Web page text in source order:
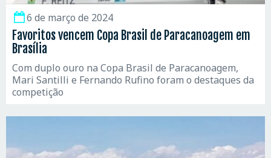
6 de março de 2024
Favoritos vencem Copa Brasil de Paracanoagem em
Brasília
Com duplo ouro na Copa Brasil de Paracanoagem,
Mari Santilli e Fernando Rufino foram o destaques da
competição